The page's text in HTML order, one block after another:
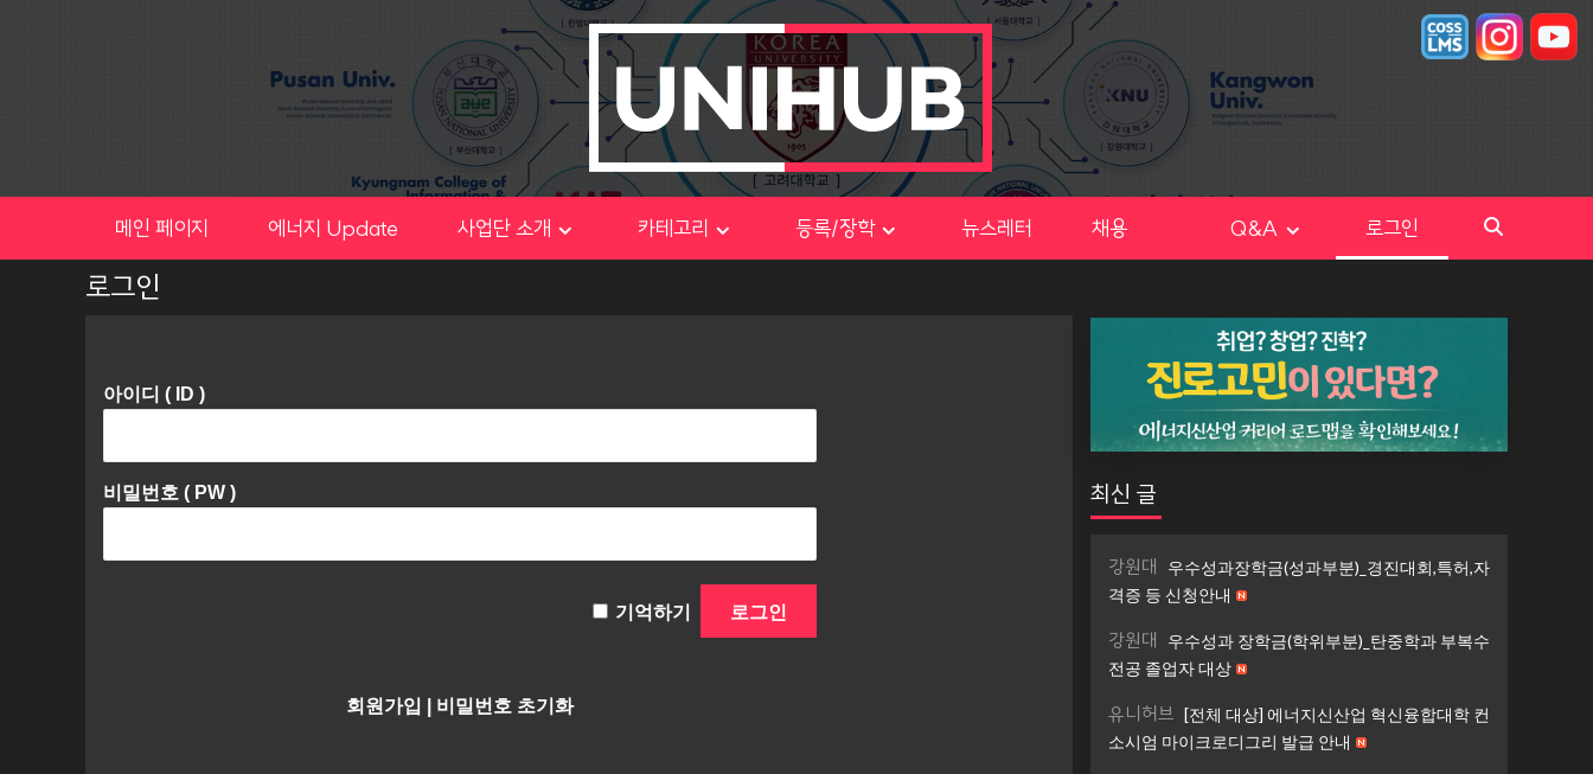
메인 페이지 에너지 Update 사업단 소개 카테고리 등록/장학 뉴스레터 채용 Q&A 로그인
로그인
아이디 ( ID )
비밀번호 ( PW )
기억하기
회원가입 비밀번호 초기화
최신 글
강원대
우수성과장학금(성과부분)_경진대회,특허,자
격증 등 신청안내
강원대
우수성과 장학금(학위부분)_탄중학과 부복수
전공 졸업자 대상
유니허브 [전체 대상] 에너지신산업 혁신융합대학 컨
소시엄 마이크로디그리 발급 안내